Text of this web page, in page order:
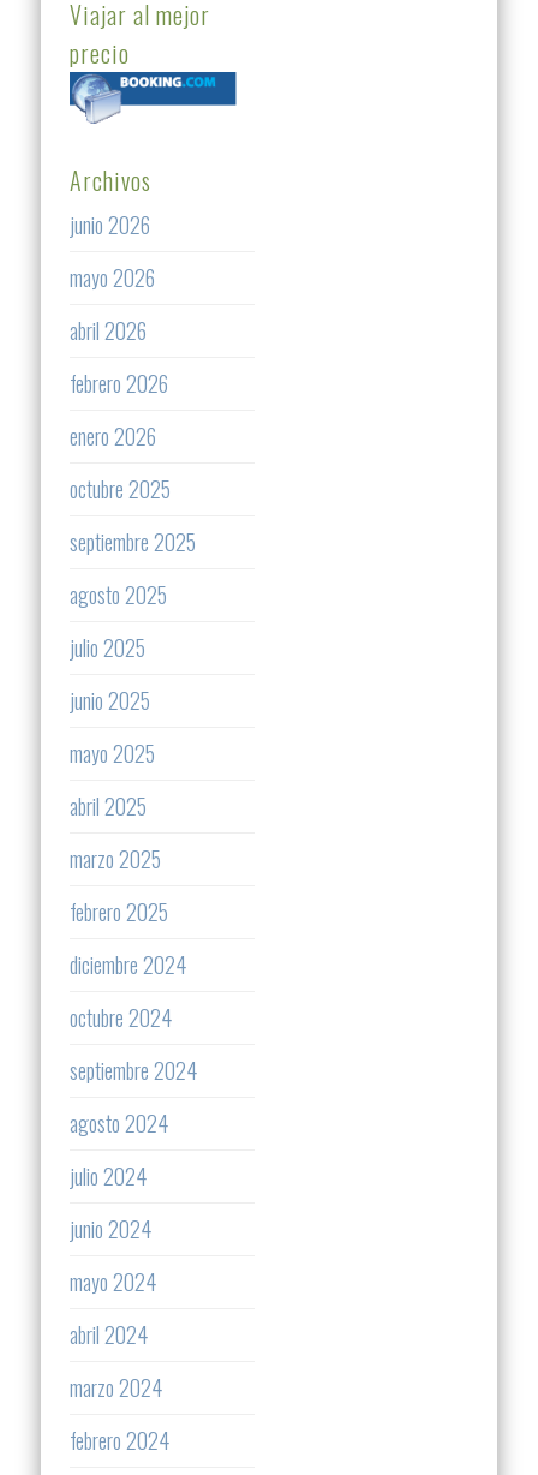
Viajar al mejor
precio
Archivos
junio 2026
mayo 2026
abril 2026
febrero 2026
enero 2026
octubre 2025
septiembre 2025
agosto 2025
julio 2025
junio 2025
mayo 2025
abril 2025
marzo 2025
febrero 2025
diciembre 2024
octubre 2024
septiembre 2024
agosto 2024
julio 2024
junio 2024
mayo 2024
abril 2024
marzo 2024
febrero 2024